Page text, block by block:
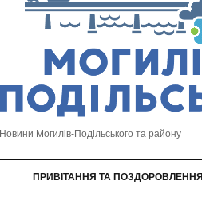
Новини Могилів-Подільського та району
ПРИВІТАННЯ ТА ПОЗДОРОВЛЕННЯ